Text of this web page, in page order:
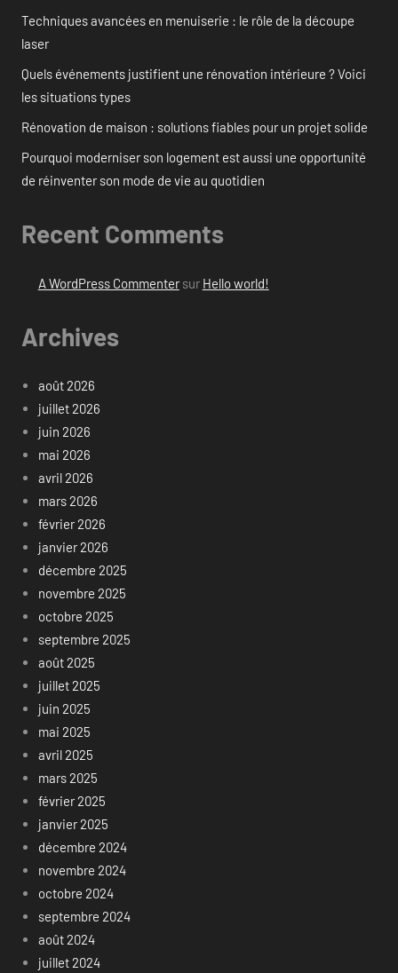
Techniques avancées en menuiserie : le rôle de la découpe
laser
Quels événements justifient une rénovation intérieure ? Voici
les situations types
Rénovation de maison : solutions fiables pour un projet solide
Pourquoi moderniser son logement est aussi une opportunité
de réinventer son mode de vie au quotidien
Recent Comments
A WordPress Commentersur Hello world!
Archives
août 2026
juillet 2026
juin 2026
mai 2026
avril 2026
mars 2026
février 2026
janvier 2026
décembre 2025
novembre 2025
octobre 2025
septembre 2025
août 2025
juillet 2025
juin 2025
mai 2025
avril 2025
mars 2025
février 2025
janvier 2025
décembre 2024
novembre 2024
octobre 2024
septembre 2024
août 2024
juillet 2024